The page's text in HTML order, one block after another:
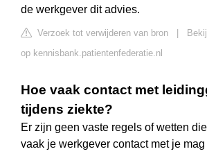
de werkgever dit advies.
Verzoek tot verwijderen van bron
op kennisbank.patientenfederatie.nl
Hoe vaak contact met
tijdens ziekte?
Er zijn geen vaste regels of wetten
vaak je werkgever contact met je